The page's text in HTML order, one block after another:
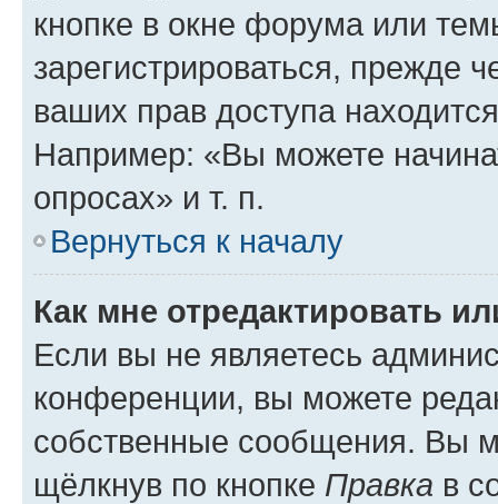
кнопке в окне форума или
зарегистрироваться, прежде
ваших прав доступа
Например: «Вы можете
опросах» и т. п.
Вернуться к началу
Как мне отредактировать
Если вы не являетесь
конференции, вы можете
собственные сообщения. Вы
щёлкнув по кнопке Правка в